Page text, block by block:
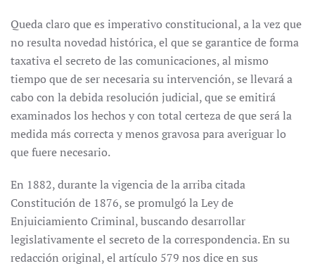
Queda claro que es imperativo constitucional, a la vez que
no resulta novedad histórica, el que se garantice de forma
taxativa el secreto de las comunicaciones, al mismo
tiempo que de ser necesaria su intervención, se llevará a
cabo con la debida resolución judicial, que se emitirá
examinados los hechos y con total certeza de que será la
medida más correcta y menos gravosa para averiguar lo
que fuere necesario.
En 1882, durante la vigencia de la arriba citada
Constitución de 1876, se promulgó la Ley de
Enjuiciamiento Criminal, buscando desarrollar
legislativamente el secreto de la correspondencia. En su
redacción original, el artículo 579 nos dice en sus